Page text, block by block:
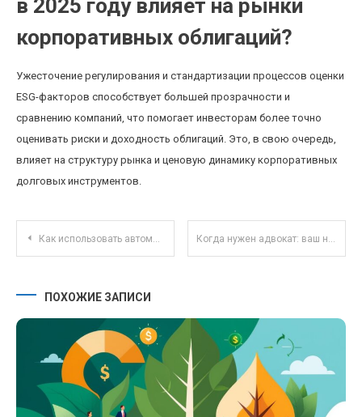
в 2025 году влияет на рынки
корпоративных облигаций?
Ужесточение регулирования и стандартизации процессов оценки
ESG-факторов способствует большей прозрачности и
сравнению компаний, что помогает инвесторам более точно
оценивать риски и доходность облигаций. Это, в свою очередь,
влияет на структуру рынка и ценовую динамику корпоративных
долговых инструментов.
Навигация по записям
Как использовать автоматизированные стратегии инвестирования для формирования пассивного дохода Когда нужен адвокат: ваш надежный щит в правовом поле
ПОХОЖИЕ ЗАПИСИ